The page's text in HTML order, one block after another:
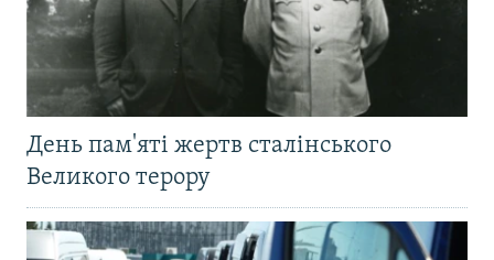
День пам'яті жертв сталінського
Великого терору